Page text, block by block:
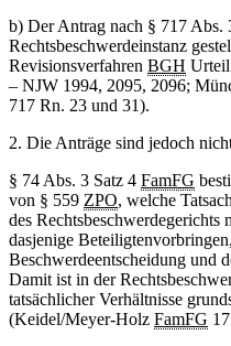
b) Der Antrag nach § 717 Abs.
Rechtsbeschwerdeinstanz
Revisionsverfahren BGH
– NJW 1994, 2095, 2096;
717 Rn. 23 und 31).
2. Die Anträge sind jedoch
§ 74 Abs. 3 Satz 4 FamFG
von § 559 ZPO, welche
des Rechtsbeschwerdegerichts
dasjenige
Beschwerdeentscheidung und
Damit ist in der
tatsächlicher Verhältnisse
(Keidel/Meyer-Holz FamFG